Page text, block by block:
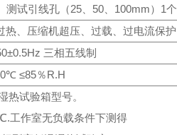
测试引线孔（25、50、100mm）1个
、压缩机超压、过载、过电流保护
三相五线制
≤85％R.H
热试验箱型号。
工作室无负载条件下测得